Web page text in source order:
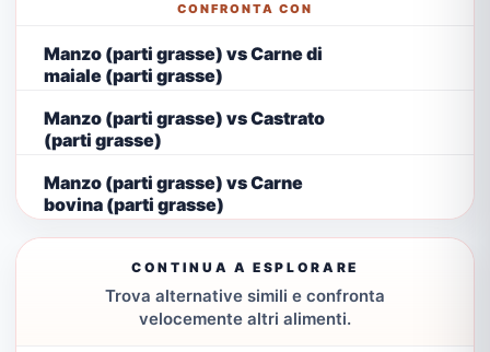
CONFRONTA CON
Manzo (parti grasse) vs Carne di
maiale (parti grasse)
Manzo (parti grasse) vs Castrato
(parti grasse)
Manzo (parti grasse) vs Carne
bovina (parti grasse)
CONTINUA A ESPLORARE
Trova alternative simili e confronta
velocemente altri alimenti.